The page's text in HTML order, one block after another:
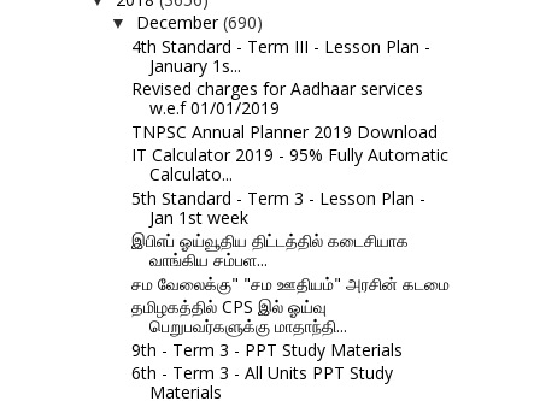
▼ December(690)
4th Standard - Term III - Lesson Plan -
January 1s...
Revised charges for Aadhaar services
w.e.f 01/01/2019
TNPSC Annual Planner 2019 Download
IT Calculator 2019 - 95% Fully Automatic
Calculato...
5th Standard - Term 3 - Lesson Plan -
Jan 1st week
இபிஎப் ஓய்வூதிய திட்டத்தில் கடைசியாக
வாங்கிய சம்பள...
சம வேலைக்கு" "சம ஊதியம்" அரசின் கடமை
தமிழகத்தில் CPS இல் ஓய்வு
பெறுபவர்களுக்கு மாதாந்தி...
9th - Term 3 - PPT Study Materials
6th - Term 3 - All Units PPT Study
Materials